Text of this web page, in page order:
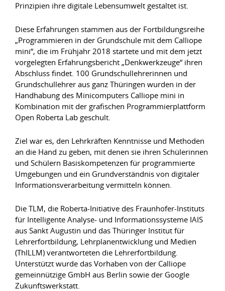
Prinzipien ihre digitale Lebensumwelt gestaltet ist.
Diese Erfahrungen stammen aus der Fortbildungsreihe
„Programmieren in der Grundschule mit dem Calliope
mini“, die im Frühjahr 2018 startete und mit dem jetzt
vorgelegten Erfahrungsbericht „Denkwerkzeuge“ ihren
Abschluss findet. 100 Grundschullehrerinnen und
Grundschullehrer aus ganz Thüringen wurden in der
Handhabung des Minicomputers Calliope mini in
Kombination mit der grafischen Programmierplattform
Open Roberta Lab geschult.
Ziel war es, den Lehrkräften Kenntnisse und Methoden
an die Hand zu geben, mit denen sie ihren Schülerinnen
und Schülern Basiskompetenzen für programmierte
Umgebungen und ein Grundverständnis von digitaler
Informationsverarbeitung vermitteln können.
Die TLM, die Roberta-Initiative des Fraunhofer-Instituts
für Intelligente Analyse- und Informationssysteme IAIS
aus Sankt Augustin und das Thüringer Institut für
Lehrerfortbildung, Lehrplanentwicklung und Medien
(ThILLM) verantworteten die Lehrerfortbildung.
Unterstützt wurde das Vorhaben von der Calliope
gemeinnützige GmbH aus Berlin sowie der Google
Zukunftswerkstatt.